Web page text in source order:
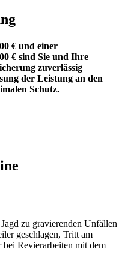
€ und einer
€ sind Sie und Ihre
zuverlässig
der Leistung an den
Schutz.
zu gravierenden Unfällen
geschlagen, Tritt am
bei Revierarbeiten mit dem